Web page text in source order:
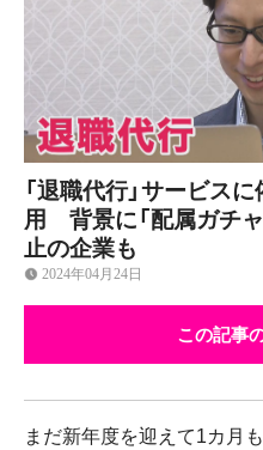
「退職代行」サービス
用 背景に「配属ガチ
止の企業も
2024年04月24日
この記事
まだ新年度を迎えて1カ月